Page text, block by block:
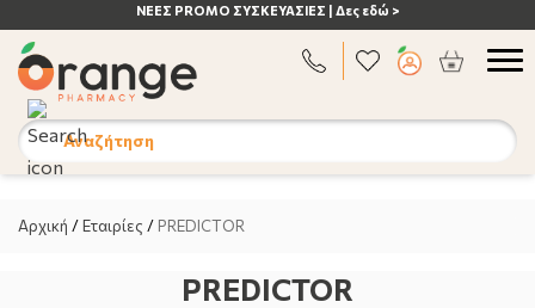
ΑΝΟΣΟΠΟΙΗΤΙΚΟ | Δες εδώ >
Αναζήτηση
Αρχική /Εταιρίες / PREDICTOR
PREDICTOR